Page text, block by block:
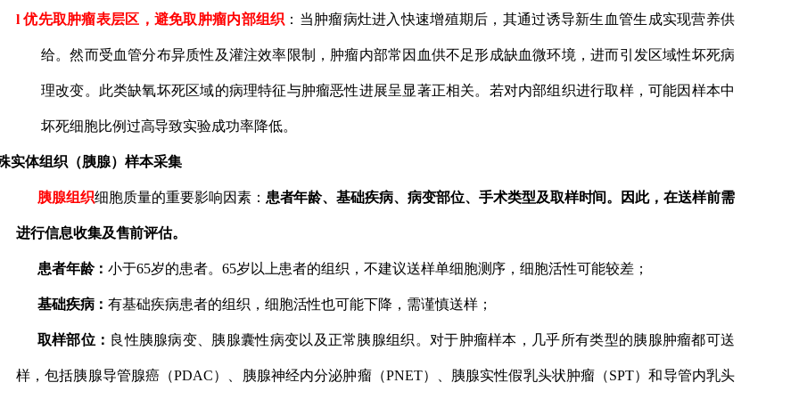
l 优先取肿瘤表层区，避免取肿瘤内部组织 ：当肿瘤病灶进入快速增殖期后，其通过诱导新生血管生成实现营养供
给。然而受血管分布异质性及灌注效率限制，肿瘤内部常因血供不足形成缺血微环境，进而引发区域性坏死病
理改变。此类缺氧坏死区域的病理特征与肿瘤恶性进展呈显著正相关。若对内部组织进行取样，可能因样本中
坏死细胞比例过高导致实验成功率降低。
实体组织 （胰腺）样本采集
胰腺组织细胞质量的重要影响因素： 患者年龄、基础疾病、病变部位、手术类型及取样时间。因此，在送样前需
进行信息收集及售前评估。
患者年龄：小于65岁的患者。 65岁以上患者的组织，不建议送样单细胞测序，细胞活性可能较差；
基础疾病：有基础疾病患者的组织，细胞活性也可能下降，需谨慎送样；
取样部位： 良性胰腺病变、胰腺囊性病变以及正常胰腺组织。对于肿瘤样本，几乎所有类型的胰腺肿瘤都可送
样，包括胰腺导管腺癌（PDAC）、胰腺神经内分泌肿瘤（PNET）、胰腺实性假乳头状肿瘤（SPT）和导管内乳头